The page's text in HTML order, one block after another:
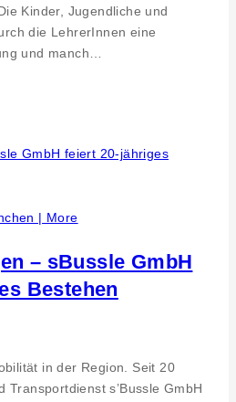
Kinder, Jugendliche und
die LehrerInnen eine
und manch…
| More
– sBussle GmbH
Bestehen
in der Region. Seit 20
s’Bussle GmbH